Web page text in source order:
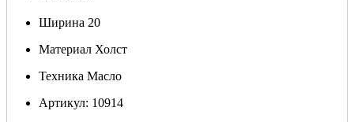
Ширина 20
Материал Холст
Техника Масло
Артикул: 10914